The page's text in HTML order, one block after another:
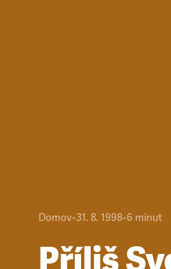
Domov•31. 8. 1998•6 minut
Příliš